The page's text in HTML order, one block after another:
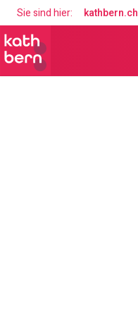
Sie sind hier: kathbern.ch